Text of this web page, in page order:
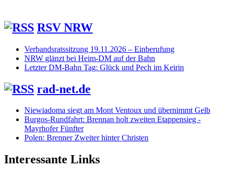
RSV NRW
Verbandsratssitzung 19.11.2026 – Einberufung
NRW glänzt bei Heim-DM auf der Bahn
Letzter DM-Bahn Tag: Glück und Pech im Keirin
rad-net.de
Niewiadoma siegt am Mont Ventoux und übernimmt Gelb
Burgos-Rundfahrt: Brennan holt zweiten Etappensieg -
Mayrhofer Fünfter
Polen: Brenner Zweiter hinter Christen
Interessante Links